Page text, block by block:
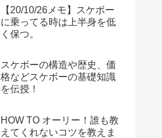
【20/10/26メモ】スケボー
に乗ってる時は上半身を低
く保つ。
スケボーの構造や歴史、価
格などスケボーの基礎知識
を伝授！
HOW TO オーリー！誰も教
えてくれないコツを教えま